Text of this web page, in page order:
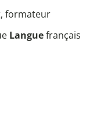
formateur
Languefrançais